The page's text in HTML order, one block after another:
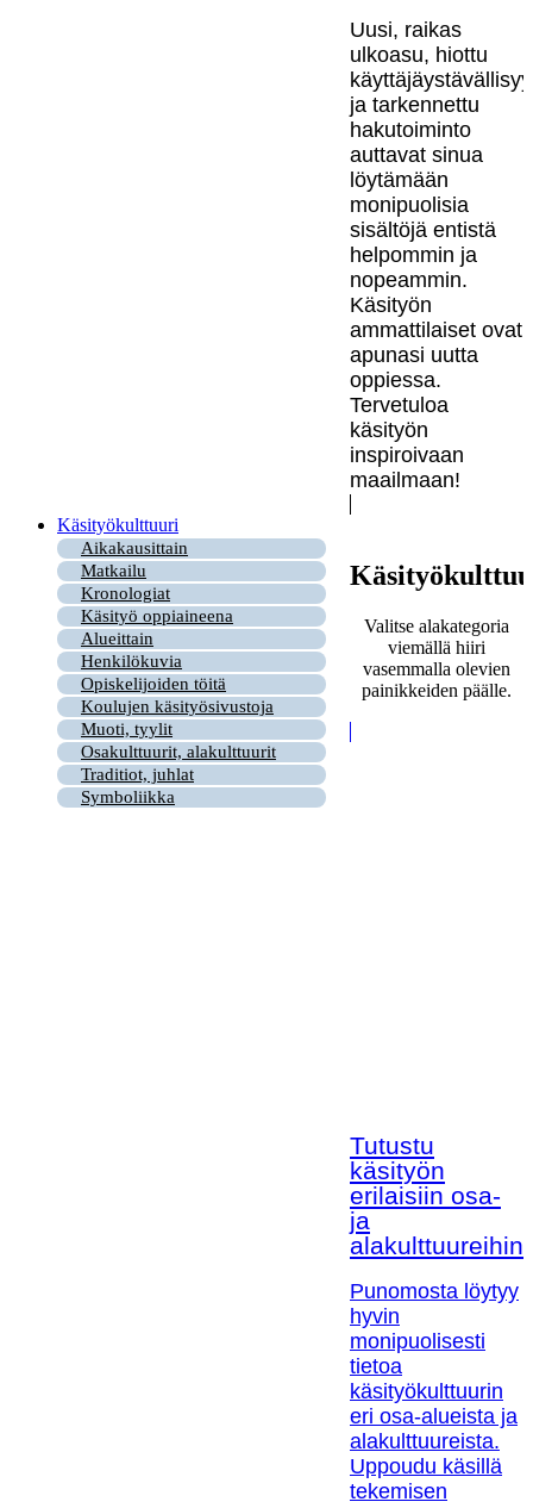
Uusi, raikas
ulkoasu, hiottu
ja tarkennettu
hakutoiminto
auttavat sinua
löytämään
monipuolisia
sisältöjä entistä
helpommin ja
nopeammin.
Käsityön
ammattilaiset ovat
apunasi uutta
oppiessa.
Tervetuloa
käsityön
inspiroivaan
maailmaan!
Käsityökulttuuri
Aikakausittain
Matkailu
Kronologiat
Käsityö oppiaineena
Alueittain
Henkilökuvia
Opiskelijoiden töitä
Koulujen käsityösivustoja
Muoti, tyylit
Osakulttuurit, alakulttuurit
Traditiot, juhlat
Symboliikka
Valitse alakategoria
viemällä hiiri
vasemmalla olevien
painikkeiden päälle.
Tutustu
käsityön
erilaisiin osa-
ja
alakulttuureihin!
Punomosta löytyy
hyvin
monipuolisesti
tietoa
käsityökulttuurin
eri osa-alueista ja
alakulttuureista.
Uppoudu käsillä
tekemisen